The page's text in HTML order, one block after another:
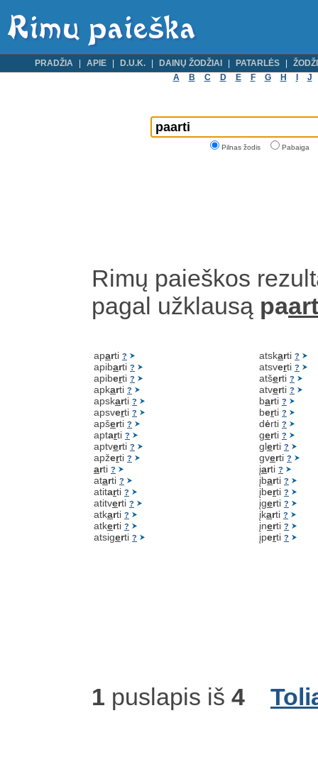
PRADŽIA APIE D.U.K. DAINŲ ŽODŽIAI PATARLĖS
A
B C D E F G H J
Pilnas žodis Pabaiga
Rimų paieškos
pagal užklausą pa
aparti ?
apibarti ?
apiberti ?
apkarti ?
apskarti ?
apsverti ?
apšerti ?
aptarti ?
aptverti ?
apžerti ?
arti ?
atarti ?
atitarti ?
atitverti ?
atkarti ?
atkerti ?
atsigerti ?
atskarti ?
atsverti ?
atšerti ?
atverti ?
barti ?
berti ?
dėrti ?
gerti ?
glerti ?
gverti ?
įarti ?
įbarti ?
įberti ?
įgerti ?
įkarti ?
įnerti ?
įperti ?
1 puslapis iš 4